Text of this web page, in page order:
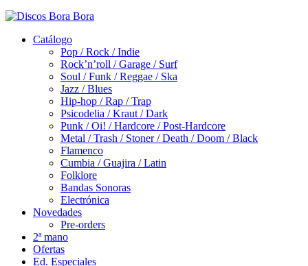
Catálogo
Pop / Rock / Indie
Rock’n’roll / Garage / Surf
Soul / Funk / Reggae / Ska
Jazz / Blues
Hip-hop / Rap / Trap
Psicodelia / Kraut / Dark
Punk / Oi! / Hardcore / Post-Hardcore
Metal / Trash / Stoner / Death / Doom / Black
Flamenco
Cumbia / Guajira / Latin
Folklore
Bandas Sonoras
Electrónica
Novedades
Pre-orders
2ª mano
Ofertas
Ed. Especiales